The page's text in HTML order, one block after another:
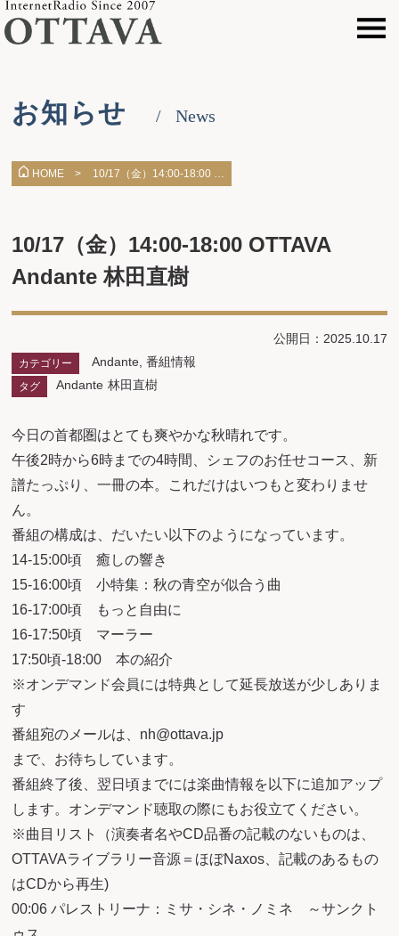
お知らせ News
HOME > 10/17（金）14:00-18:00 …
10/17（金）14:00-18:00 OTTAVA
Andante 林田直樹
公開日：2025.10.17
カテゴリー Andante ,番組情報
タグ Andante 林田直樹
今日の首都圏はとても爽やかな秋晴れです。
午後2時から6時までの4時間、シェフのお任せコース、新
譜たっぷり、一冊の本。これだけはいつもと変わりませ
ん。
番組の構成は、だいたい以下のようになっています。
14-15:00頃 癒しの響き
15-16:00頃 小特集：秋の青空が似合う曲
16-17:00頃 もっと自由に
16-17:50頃 マーラー
17:50頃-18:00 本の紹介
※オンデマンド会員には特典として延長放送が少しありま
す
番組宛のメールは、nh@ottava.jp
まで、お待ちしています。
番組終了後、翌日頃までには楽曲情報を以下に追加アップ
します。オンデマンド聴取の際にもお役立てください。
※曲目リスト（演奏者名やCD品番の記載のないものは、
OTTAVAライブラリー音源＝ほぼNaxos、記載のあるもの
はCDから再生)
00:06 パレストリーナ：ミサ・シネ・ノミネ ～サンクト